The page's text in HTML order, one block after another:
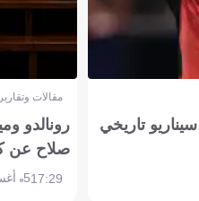
تاريخي
مقالات
رونالدو
صلاح عن
17:295 أغسطس 2026